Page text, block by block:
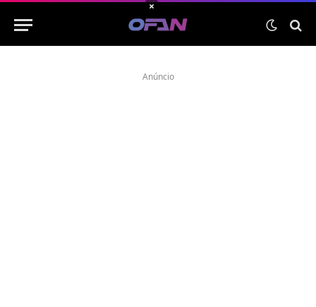
Anúncio
×